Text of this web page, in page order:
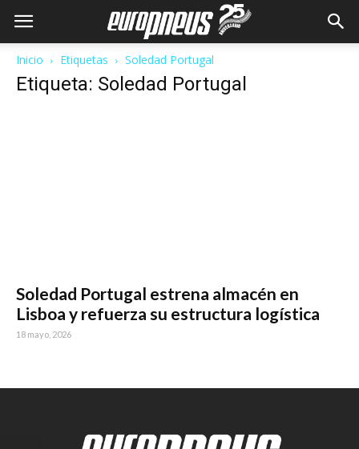
Inicio Etiquetas Soledad Portugal
Etiqueta: Soledad Portugal
Soledad Portugal estrena almacén en
Lisboa y refuerza su estructura logística
18 mayo, 2026